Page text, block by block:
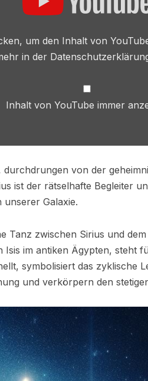
um den Inhalt von
in der
Inhalt von YouTube immer
von der
ist der rätselhafte Begleiter
unserer Galaxie.
Tanz zwischen Sirius und
im antiken Ägypten, steht
symbolisiert das zyklische
und verkörpern den